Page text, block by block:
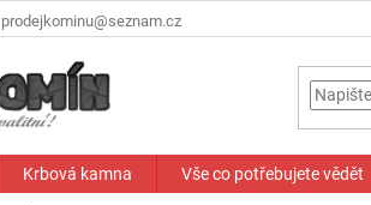
prodejkominu@seznam.cz
Krbová kamna Vše co potřebujete vědět